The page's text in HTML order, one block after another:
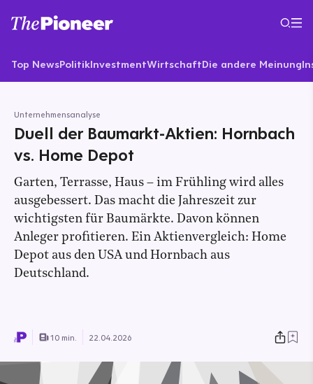
Top NewsPolitikInvestmentWirtschaftDie andere Meinung
Unternehmensanalyse
Duell der Baumarkt-Aktien: Hornbach
vs. Home Depot
Garten, Terrasse, Haus – im Frühling wird alles
ausgebessert. Das macht die Jahreszeit zur
wichtigsten für Baumärkte. Davon können
Anleger profitieren. Ein Aktienvergleich: Home
Depot aus den USA und Hornbach aus
Deutschland.
10 min. 22.04.2026